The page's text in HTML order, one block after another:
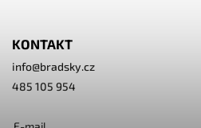
KONTAKT
info@bradsky.cz
485 105 954